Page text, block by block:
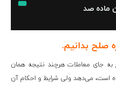
ماده صد
صلح بدانیم.
جای معاملات هرچند نتیجه همان
است، می‌دهد ولی شرایط و احکام آن